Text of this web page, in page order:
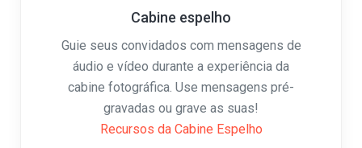
Cabine espelho
Guie seus convidados com mensagens de
áudio e vídeo durante a experiência da
cabine fotográfica. Use mensagens pré-
gravadas ou grave as suas!
Recursos da Cabine Espelho